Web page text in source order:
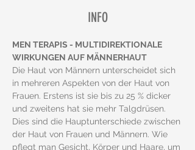
INFO
MEN TERAPIS - MULTIDIREKTIONALE
WIRKUNGEN AUF MÄNNERHAUT
Die Haut von Männern unterscheidet sich
in mehreren Aspekten von der Haut von
Frauen. Erstens ist sie bis zu 25 % dicker
und zweitens hat sie mehr Talgdrüsen.
Dies sind die Hauptunterschiede zwischen
der Haut von Frauen und Männern. Wie
pflegt man Gesicht, Körper und Haare, um